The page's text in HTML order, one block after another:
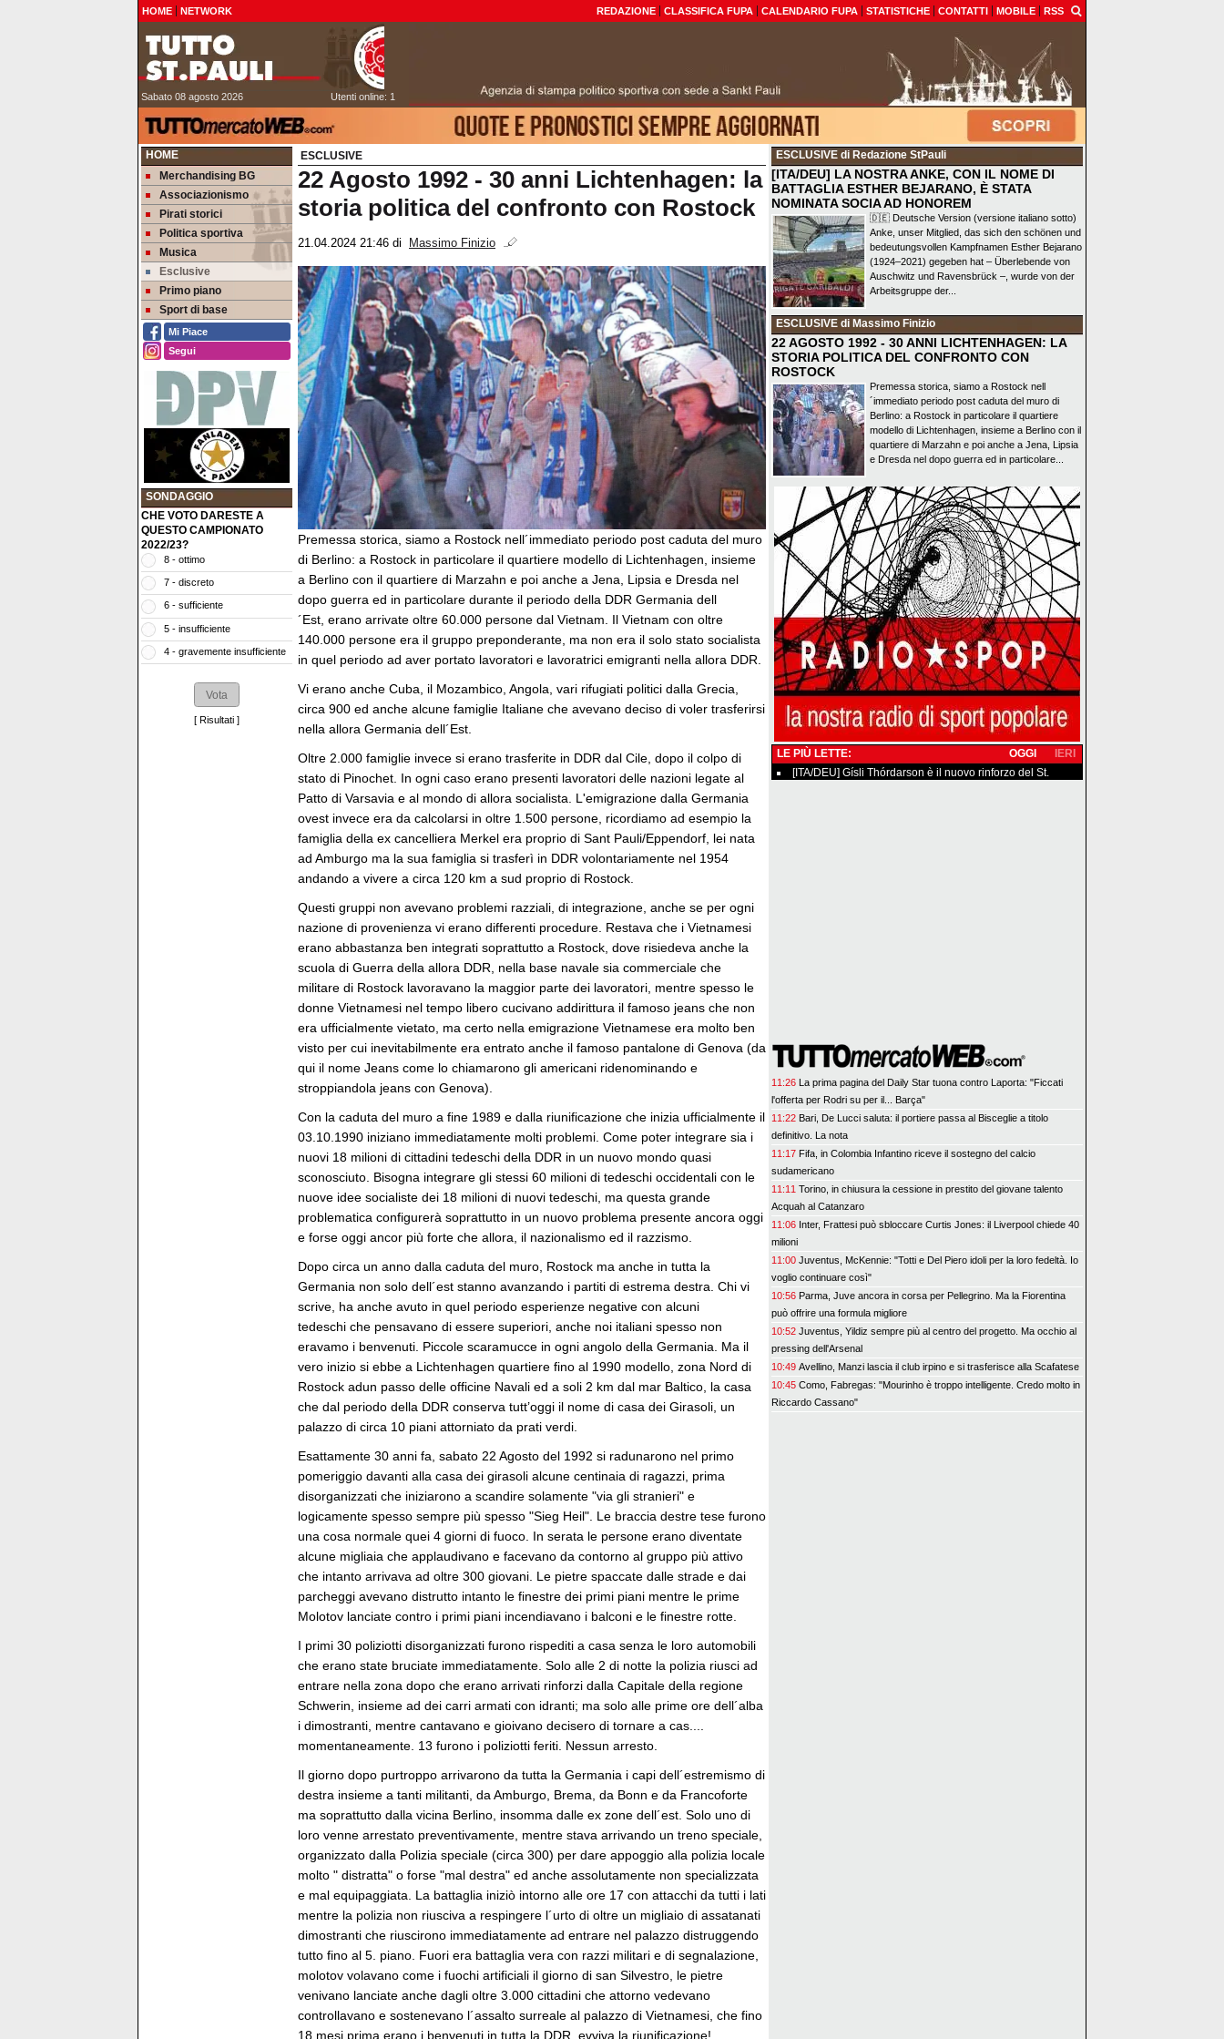
HOME NETWORK REDAZIONE CLASSIFICA FUPA CALENDARIO FUPA STATISTICHE CONTATTI MOBILE RSS
Sabato 08 agosto 2026 Utenti online: 1
HOME
Merchandising BG
Associazionismo
Pirati storici
Politica sportiva
Musica
Esclusive
Primo piano
Sport di base
Mi Piace
Segui
SONDAGGIO
CHE VOTO DARESTE A
QUESTO CAMPIONATO
2022/23?
8 - ottimo
7 - discreto
6 - sufficiente
5 - insufficiente
4 - gravemente insufficiente
[ Risultati ]
ESCLUSIVE
22 Agosto 1992 - 30 anni Lichtenhagen: la
storia politica del confronto con Rostock
21.04.2024 21:46 di Massimo Finizio
Premessa storica, siamo a Rostock nell´immediato periodo post caduta del muro
di Berlino: a Rostock in particolare il quartiere modello di Lichtenhagen, insieme
a Berlino con il quartiere di Marzahn e poi anche a Jena, Lipsia e Dresda nel
dopo guerra ed in particolare durante il periodo della DDR Germania dell
´Est, erano arrivate oltre 60.000 persone dal Vietnam. Il Vietnam con oltre
140.000 persone era il gruppo preponderante, ma non era il solo stato socialista
in quel periodo ad aver portato lavoratori e lavoratrici emigranti nella allora DDR.
Vi erano anche Cuba, il Mozambico, Angola, vari rifugiati politici dalla Grecia,
circa 900 ed anche alcune famiglie Italiane che avevano deciso di voler trasferirsi
nella allora Germania dell´Est.
Oltre 2.000 famiglie invece si erano trasferite in DDR dal Cile, dopo il colpo di
stato di Pinochet. In ogni caso erano presenti lavoratori delle nazioni legate al
Patto di Varsavia e al mondo di allora socialista. L'emigrazione dalla Germania
ovest invece era da calcolarsi in oltre 1.500 persone, ricordiamo ad esempio la
famiglia della ex cancelliera Merkel era proprio di Sant Pauli/Eppendorf, lei nata
ad Amburgo ma la sua famiglia si trasferì in DDR volontariamente nel 1954
andando a vivere a circa 120 km a sud proprio di Rostock.
Questi gruppi non avevano problemi razziali, di integrazione, anche se per ogni
nazione di provenienza vi erano differenti procedure. Restava che i Vietnamesi
erano abbastanza ben integrati soprattutto a Rostock, dove risiedeva anche la
scuola di Guerra della allora DDR, nella base navale sia commerciale che
militare di Rostock lavoravano la maggior parte dei lavoratori, mentre spesso le
donne Vietnamesi nel tempo libero cucivano addirittura il famoso jeans che non
era ufficialmente vietato, ma certo nella emigrazione Vietnamese era molto ben
visto per cui inevitabilmente era entrato anche il famoso pantalone di Genova (da
qui il nome Jeans come lo chiamarono gli americani ridenominando e
stroppiandola jeans con Genova).
Con la caduta del muro a fine 1989 e dalla riunificazione che inizia ufficialmente il
03.10.1990 iniziano immediatamente molti problemi. Come poter integrare sia i
nuovi 18 milioni di cittadini tedeschi della DDR in un nuovo mondo quasi
sconosciuto. Bisogna integrare gli stessi 60 milioni di tedeschi occidentali con le
nuove idee socialiste dei 18 milioni di nuovi tedeschi, ma questa grande
problematica configurerà soprattutto in un nuovo problema presente ancora oggi
e forse oggi ancor più forte che allora, il nazionalismo ed il razzismo.
Dopo circa un anno dalla caduta del muro, Rostock ma anche in tutta la
Germania non solo dell´est stanno avanzando i partiti di estrema destra. Chi vi
scrive, ha anche avuto in quel periodo esperienze negative con alcuni
tedeschi che pensavano di essere superiori, anche noi italiani spesso non
eravamo i benvenuti. Piccole scaramucce in ogni angolo della Germania. Ma il
vero inizio si ebbe a Lichtenhagen quartiere fino al 1990 modello, zona Nord di
Rostock adun passo delle officine Navali ed a soli 2 km dal mar Baltico, la casa
che dal periodo della DDR conserva tutt’oggi il nome di casa dei Girasoli, un
palazzo di circa 10 piani attorniato da prati verdi.
Esattamente 30 anni fa, sabato 22 Agosto del 1992 si radunarono nel primo
pomeriggio davanti alla casa dei girasoli alcune centinaia di ragazzi, prima
disorganizzati che iniziarono a scandire solamente "via gli stranieri" e
logicamente spesso sempre più spesso "Sieg Heil". Le braccia destre tese furono
una cosa normale quei 4 giorni di fuoco. In serata le persone erano diventate
alcune migliaia che applaudivano e facevano da contorno al gruppo più attivo
che intanto arrivava ad oltre 300 giovani. Le pietre spaccate dalle strade e dai
parcheggi avevano distrutto intanto le finestre dei primi piani mentre le prime
Molotov lanciate contro i primi piani incendiavano i balconi e le finestre rotte.
I primi 30 poliziotti disorganizzati furono rispediti a casa senza le loro automobili
che erano state bruciate immediatamente. Solo alle 2 di notte la polizia riusci ad
entrare nella zona dopo che erano arrivati rinforzi dalla Capitale della regione
Schwerin, insieme ad dei carri armati con idranti; ma solo alle prime ore dell´alba
i dimostranti, mentre cantavano e gioivano decisero di tornare a cas....
momentaneamente. 13 furono i poliziotti feriti. Nessun arresto.
Il giorno dopo purtroppo arrivarono da tutta la Germania i capi dell´estremismo di
destra insieme a tanti militanti, da Amburgo, Brema, da Bonn e da Francoforte
ma soprattutto dalla vicina Berlino, insomma dalle ex zone dell´est. Solo uno di
loro venne arrestato preventivamente, mentre stava arrivando un treno speciale,
organizzato dalla Polizia speciale (circa 300) per dare appoggio alla polizia locale
molto " distratta" o forse "mal destra" ed anche assolutamente non specializzata
e mal equipaggiata. La battaglia iniziò intorno alle ore 17 con attacchi da tutti i lati
mentre la polizia non riusciva a respingere l´urto di oltre un migliaio di assatanati
dimostranti che riuscirono immediatamente ad entrare nel palazzo distruggendo
tutto fino al 5. piano. Fuori era battaglia vera con razzi militari e di segnalazione,
molotov volavano come i fuochi artificiali il giorno di san Silvestro, le pietre
venivano lanciate anche dagli oltre 3.000 cittadini che attorno vedevano
controllavano e sostenevano l´assalto surreale al palazzo di Vietnamesi, che fino
18 mesi prima erano i benvenuti in tutta la DDR, evviva la riunificazione!
ESCLUSIVE di Redazione StPauli
[ITA/DEU] LA NOSTRA ANKE, CON IL NOME DI
BATTAGLIA ESTHER BEJARANO, È STATA
NOMINATA SOCIA AD HONOREM
🇩🇪 Deutsche Version (versione italiano sotto)
Anke, unser Mitglied, das sich den schönen und
bedeutungsvollen Kampfnamen Esther Bejarano
(1924–2021) gegeben hat – Überlebende von
Auschwitz und Ravensbrück –, wurde von der
Arbeitsgruppe der...
ESCLUSIVE di Massimo Finizio
22 AGOSTO 1992 - 30 ANNI LICHTENHAGEN: LA
STORIA POLITICA DEL CONFRONTO CON
ROSTOCK
Premessa storica, siamo a Rostock nell
´immediato periodo post caduta del muro di
Berlino: a Rostock in particolare il quartiere
modello di Lichtenhagen, insieme a Berlino con il
quartiere di Marzahn e poi anche a Jena, Lipsia
e Dresda nel dopo guerra ed in particolare...
LE PIÙ LETTE: IERI
OGGI
[ITA/DEU] Gísli Thórdarson è il nuovo rinforzo del St.
11:26 La prima pagina del Daily Star tuona contro Laporta: "Ficcati
l'offerta per Rodri su per il... Barça"
11:22 Bari, De Lucci saluta: il portiere passa al Bisceglie a titolo
definitivo. La nota
11:17 Fifa, in Colombia Infantino riceve il sostegno del calcio
sudamericano
11:11 Torino, in chiusura la cessione in prestito del giovane talento
Acquah al Catanzaro
11:06 Inter, Frattesi può sbloccare Curtis Jones: il Liverpool chiede 40
milioni
11:00 Juventus, McKennie: "Totti e Del Piero idoli per la loro fedeltà. Io
voglio continuare così"
10:56 Parma, Juve ancora in corsa per Pellegrino. Ma la Fiorentina
può offrire una formula migliore
10:52 Juventus, Yildiz sempre più al centro del progetto. Ma occhio al
pressing dell'Arsenal
10:49 Avellino, Manzi lascia il club irpino e si trasferisce alla Scafatese
10:45 Como, Fabregas: "Mourinho è troppo intelligente. Credo molto in
Riccardo Cassano"